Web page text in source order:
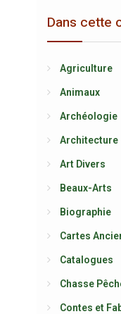
Dans cette
Agriculture
Animaux
Archéologie
Architecture
Art Divers
Beaux-Arts
Biographie
Cartes
Catalogues
Chasse
Contes et